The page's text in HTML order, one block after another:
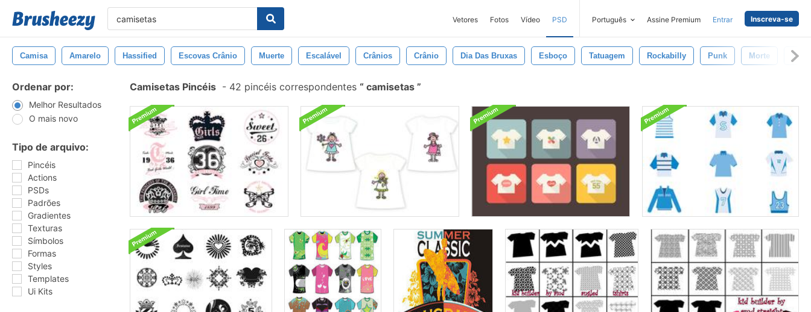
Vetores Fotos Vídeo PSD Português Assine Premium Entrar Inscreva-se
Camisa Amarelo Hassified Escovas Crânio Muerte Escalável Crânios Crânio Dia Das Bruxas Esboço Tatuagem Rockabilly Punk Morte
Ordenar por:
Melhor Resultados
O mais novo
Tipo de arquivo:
Pincéis
Actions
PSDs
Padrões
Gradientes
Texturas
Símbolos
Formas
Styles
Templates
Ui Kits
Camisetas Pincéis - 42 pincéis correspondentes camisetas